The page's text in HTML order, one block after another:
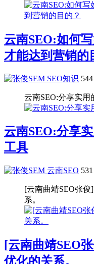
云南SEO:如何
才能达到营销的
SEO知识 544
云南SEO:分享实用
云南SEO:分享
工具
云南SEO 531
[云南曲靖SEO张
系。
[云南曲靖SEO
优化的关系。